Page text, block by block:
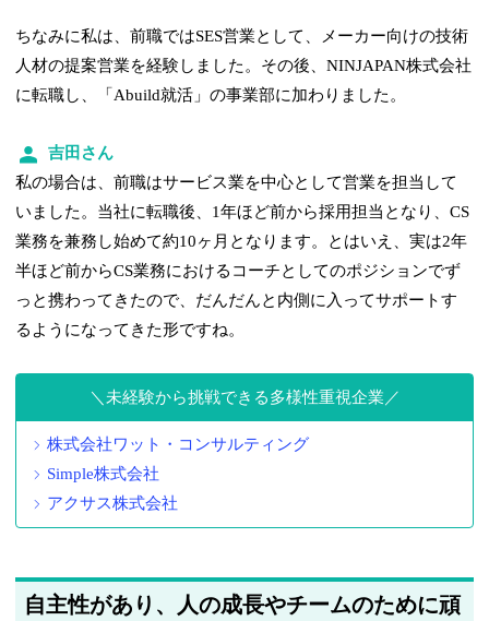
ちなみに私は、前職ではSES営業として、メーカー向けの技術
人材の提案営業を経験しました。その後、NINJAPAN株式会社
に転職し、「Abuild就活」の事業部に加わりました。
吉田さん
私の場合は、前職はサービス業を中心として営業を担当して
いました。当社に転職後、1年ほど前から採用担当となり、CS
業務を兼務し始めて約10ヶ月となります。とはいえ、実は2年
半ほど前からCS業務におけるコーチとしてのポジションでず
っと携わってきたので、だんだんと内側に入ってサポートす
るようになってきた形ですね。
未経験から挑戦できる多様性重視企業
株式会社ワット・コンサルティング
Simple株式会社
アクサス株式会社
自主性があり、人の成長やチームのために頑